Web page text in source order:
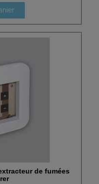
de fumées